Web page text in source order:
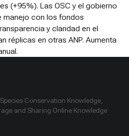
(+95%). Las OSC y el gobierno
manejo con los fondos
y claridad en el
réplicas en otras ANP. Aumenta
Conservation Knowledge,
and Sharing Online Knowledge